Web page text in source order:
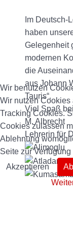
Im Deutsch-
haben
Gelegenheit
modernen
die
aus Johann
Tauris“.
Viel Spaß
M. Albrecht
Lehrerin für
Wir benutzen
Wir nutzen
Tracking Cookies.
Cookies zulassen
Ablehnung
Seite zur Verfügung
Akzeptieren